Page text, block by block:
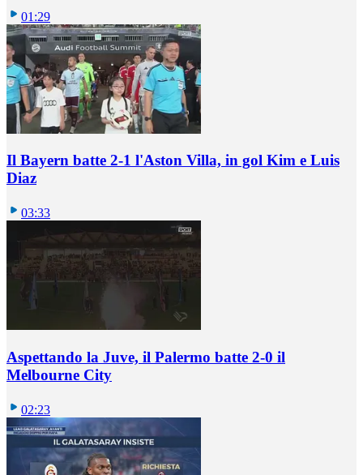
01:29
Il Bayern batte 2-1 l'Aston Villa, in gol Kim e Luis
Diaz
03:33
Aspettando la Juve, il Palermo batte 2-0 il
Melbourne City
02:23